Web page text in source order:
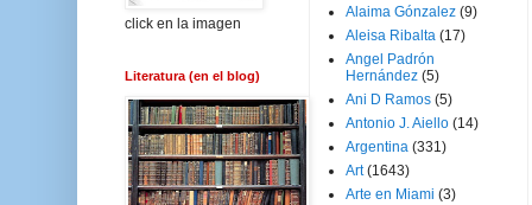
click en la imagen
Literatura (en el blog)
Alaima Gónzalez (9)
Aleisa Ribalta (17)
Angel Padrón
Hernández (5)
Ani D Ramos (5)
Antonio J. Aiello (14)
Argentina (331)
Art (1643)
Arte en Miami (3)